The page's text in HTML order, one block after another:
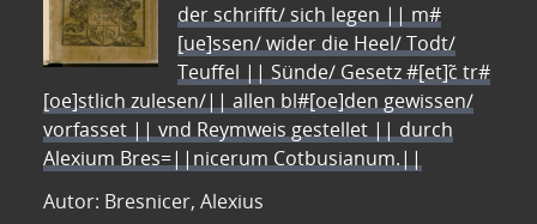
der schrifft/ sich legen || m#
[ue]ssen/ wider die Heel/ Todt/
Teuffel || Sünde/ Gesetz #[et]c̃ tr#
[oe]stlich zulesen/|| allen bl#[oe]den gewissen/
vorfasset || vnd Reymweis gestellet || durch
Alexium Bres=||nicerum Cotbusianum.||
Autor: Bresnicer, Alexius